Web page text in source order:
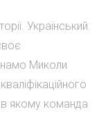
Український
Миколи
в якому команда